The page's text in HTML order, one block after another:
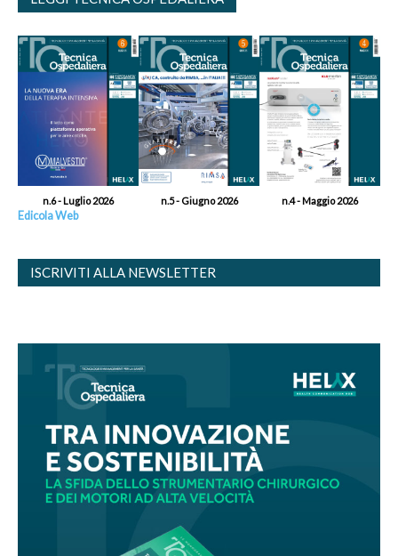
n.6 - Luglio 2026 n.5 - Giugno 2026 n.4 - Maggio 2026
Edicola Web
ISCRIVITI ALLA NEWSLETTER